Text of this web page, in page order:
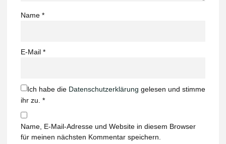
Name *
E-Mail *
Ich habe die Datenschutzerklärung gelesen und stimme
ihr zu. *
Name, E-Mail-Adresse und Website in diesem Browser
für meinen nächsten Kommentar speichern.